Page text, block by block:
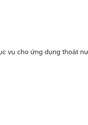
vụ cho ứng dụng thoát